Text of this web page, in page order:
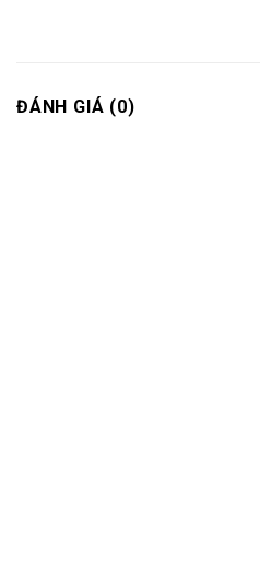
ĐÁNH GIÁ (0)